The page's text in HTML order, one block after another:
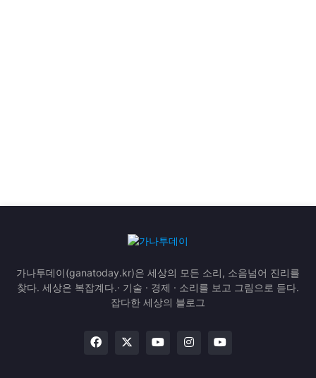
가나투데이(ganatoday.kr)은 세상의 모든 소리, 소음넘어 진리를
찾다. 세상은 복잡계다.· 기술 · 경제 · 소리를 보고 그림으로 듣다.
잡다한 세상의 블로그